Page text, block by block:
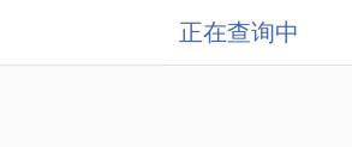
正在查询中